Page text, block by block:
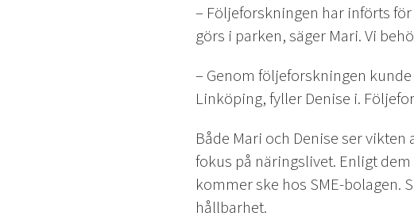
– Följeforskningen har införts
görs i parken, säger Mari. Vi
– Genom följeforskningen
Linköping, fyller Denise i.
Både Mari och Denise ser
fokus på näringslivet. Enligt
kommer ske hos SME-bolagen.
hållbarhet.